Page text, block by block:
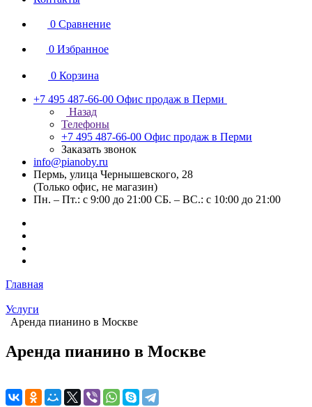
0 Сравнение
0 Избранное
0 Корзина
+7 495 487-66-00 Офис продаж в Перми
Назад
Телефоны
+7 495 487-66-00 Офис продаж в Перми
Заказать звонок
info@pianoby.ru
Пермь, улица Чернышевского, 28
(Только офис, не магазин)
Пн. – Пт.: с 9:00 до 21:00 СБ. – ВС.: с 10:00 до 21:00
Главная
Услуги
Аренда пианино в Москве
Аренда пианино в Москве